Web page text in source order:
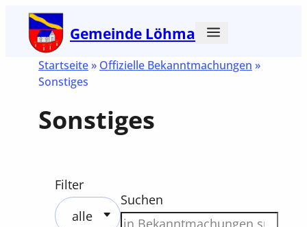
Zum
Inhalt
springen
Gemeinde Löhma
Startseite» Offizielle Bekanntmachungen »
Sonstiges
Sonstiges
Filter
alle
Suchen